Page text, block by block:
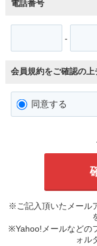
電話番号
-
会員規約をご確認の
同意する
※ご記入頂いたメール
※Yahoo!メールなどの
ォル